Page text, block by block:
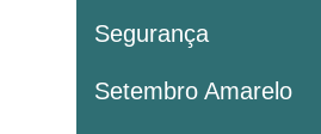
Segurança
Setembro Amarelo